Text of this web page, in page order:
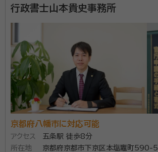
しょう。 報酬の目安はありますが、個別具体的に考慮し
所属団体： 京都府行政書士会
行政書士山本貴史事務所
京都府八幡市に対応可能
アクセス
五条駅 徒歩8分
所在地
京都府京都市下京区本塩竈町590-5